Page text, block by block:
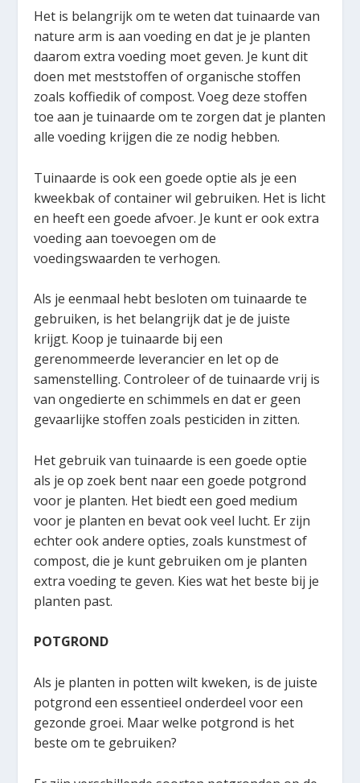
Het is belangrijk om te weten dat tuinaarde van
nature arm is aan voeding en dat je je planten
daarom extra voeding moet geven. Je kunt dit
doen met meststoffen of organische stoffen
zoals koffiedik of compost. Voeg deze stoffen
toe aan je tuinaarde om te zorgen dat je planten
alle voeding krijgen die ze nodig hebben.
Tuinaarde is ook een goede optie als je een
kweekbak of container wil gebruiken. Het is licht
en heeft een goede afvoer. Je kunt er ook extra
voeding aan toevoegen om de
voedingswaarden te verhogen.
Als je eenmaal hebt besloten om tuinaarde te
gebruiken, is het belangrijk dat je de juiste
krijgt. Koop je tuinaarde bij een
gerenommeerde leverancier en let op de
samenstelling. Controleer of de tuinaarde vrij is
van ongedierte en schimmels en dat er geen
gevaarlijke stoffen zoals pesticiden in zitten.
Het gebruik van tuinaarde is een goede optie
als je op zoek bent naar een goede potgrond
voor je planten. Het biedt een goed medium
voor je planten en bevat ook veel lucht. Er zijn
echter ook andere opties, zoals kunstmest of
compost, die je kunt gebruiken om je planten
extra voeding te geven. Kies wat het beste bij je
planten past.
POTGROND
Als je planten in potten wilt kweken, is de juiste
potgrond een essentieel onderdeel voor een
gezonde groei. Maar welke potgrond is het
beste om te gebruiken?